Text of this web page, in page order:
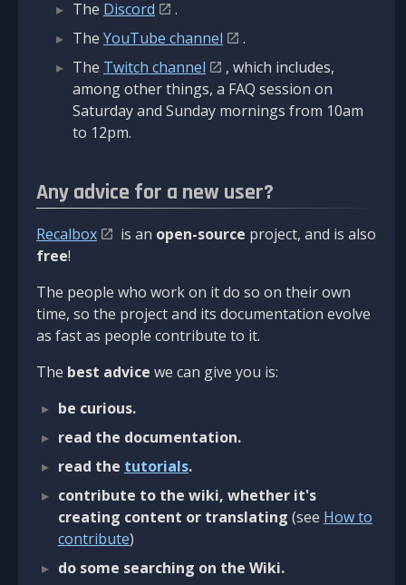
The Discord
.
The YouTube channel
.
The Twitch channel
, which includes,
among other things, a FAQ session on
Saturday and Sunday mornings from 10am
to 12pm.
Any advice for a new user?
Recalbox is an open-source project, and is also
free!
The people who work on it do so on their own
time, so the project and its documentation evolve
as fast as people contribute to it.
The best advice we can give you is:
be curious.
read the documentation.
read the tutorials.
contribute to the wiki, whether it's
creating content or translating (see How to
contribute)
do some searching on the Wiki.